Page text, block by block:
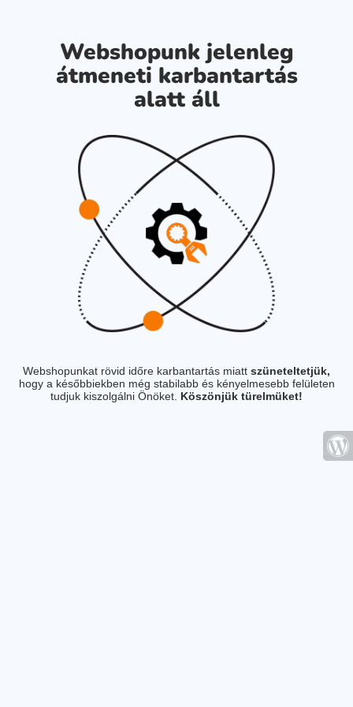
Webshopunk jelenleg
átmeneti karbantartás
alatt áll
Webshopunkat rövid időre karbantartás miatt szüneteltetjük,
hogy a későbbiekben még stabilabb és kényelmesebb felületen
tudjuk kiszolgálni Önöket. Köszönjük türelmüket!